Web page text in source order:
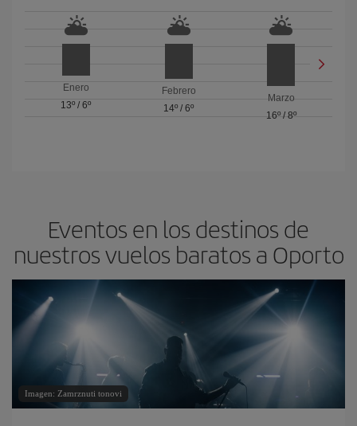
Enero
13º /6º
Febrero
14º / 6º
Marzo
16º/ 8º
Eventos en los destinos de
nuestros vuelos baratos a Oporto
Imagen: Zamrznuti tonovi